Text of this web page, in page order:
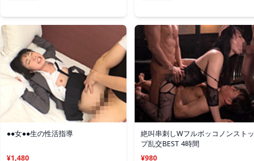
●●女●●生の性活指導
¥1,480
絶叫串刺しWフルボッコノンストッ
プ乱交BEST 4時間
¥980